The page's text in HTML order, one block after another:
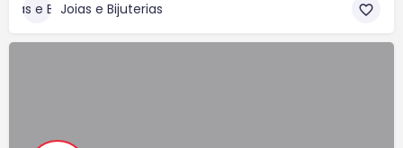
Joias e Bijuterias